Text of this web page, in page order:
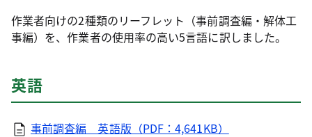
作業者向けの2種類のリーフレット（事前調査編・解体工
事編）を、作業者の使用率の高い5言語に訳しました。
英語
事前調査編 英語版（PDF：4,641KB）